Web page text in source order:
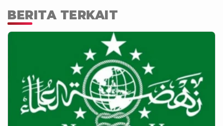
BERITA TERKAIT